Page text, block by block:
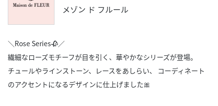
メゾン ド フルール
＼Rose Series🥀／
繊細なローズモチーフが目を引く、華やかなシリーズが登場。
チュールやラインストーン、レースをあしらい、 コーディネート
のアクセントになるデザインに仕上げました🎀